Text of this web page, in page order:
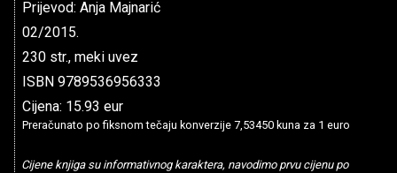
Prijevod: Anja Majnarić
02/2015.
230 str., meki uvez
ISBN 9789536956333
Cijena: 15.93 eur
Preračunato po fiksnom tečaju konverzije 7,53450 kuna za 1 euro
Cijene knjiga su informativnog karaktera, navodimo prvu cijenu po